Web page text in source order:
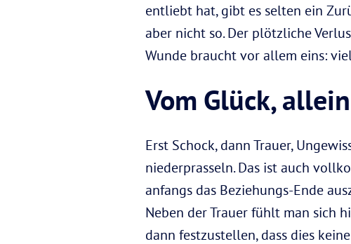
entliebt hat, gibt es selten ein
aber nicht so. Der plötzliche
Wunde braucht vor allem eins:
Vom Glück,
Erst Schock, dann Trauer,
niederprasseln. Das ist auch
anfangs das Beziehungs-Ende
Neben der Trauer fühlt man sich
dann festzustellen, dass dies